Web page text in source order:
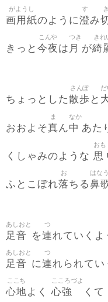
画用紙
がようし
のように澄
す
み
き
きっと 今夜
こんや
は 月
つき
が綺
きれ
ちょっとした散歩
さんぽ
と
だ
おおよそ真
ま
ん中
なか
あた
くしゃみのような 思
おも
ふとこぼれ落
お
ちる鼻
はな
足音
あしおと
を連
つ
れていくよ
足音
あしおと
に連
つ
れられてい
心地
ここち
よく 心強
こころづよ
くて